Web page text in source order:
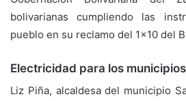
bolivarianas cumpliendo las
pueblo en su reclamo del 1×10 del
Electricidad para los municipios
Liz Piña, alcaldesa del municipio